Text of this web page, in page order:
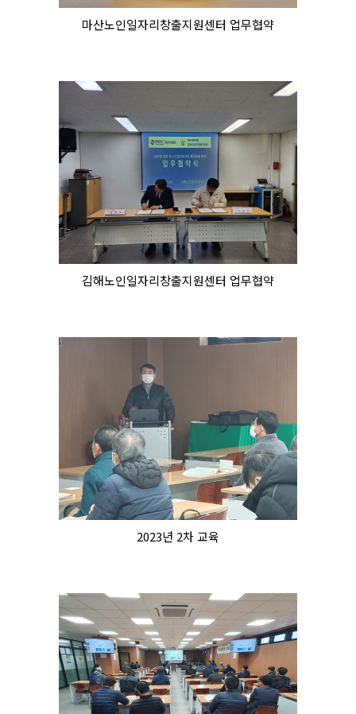
마산노인일자리창출지원센터 업무협약
김해노인일자리창출지원센터 업무협약
2023년 2차 교육